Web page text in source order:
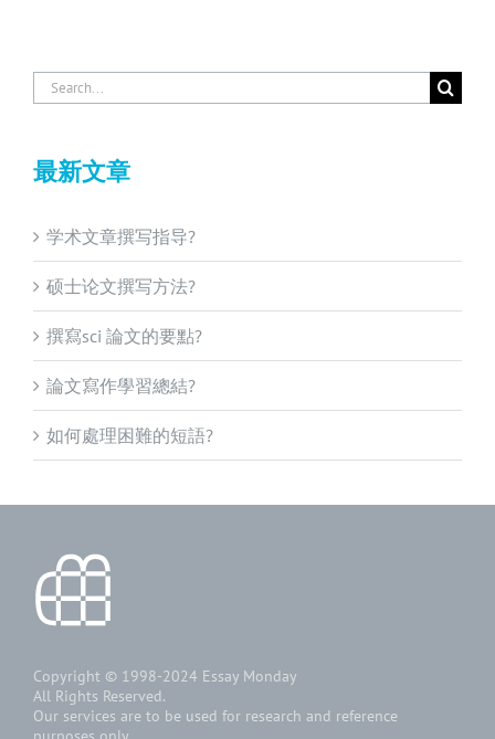
Search
for:
最新文章
学术文章撰写指导?
硕士论文撰写方法?
撰寫sci 論文的要點?
論文寫作學習總結?
如何處理困難的短語?
Copyright © 1998-2024 Essay Monday
All Rights Reserved.
Our services are to be used for research and reference